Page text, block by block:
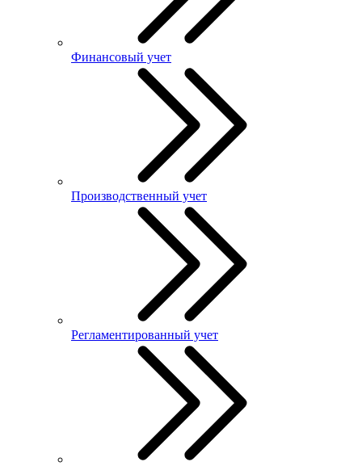
Финансовый учет
Производственный учет
Регламентированный учет